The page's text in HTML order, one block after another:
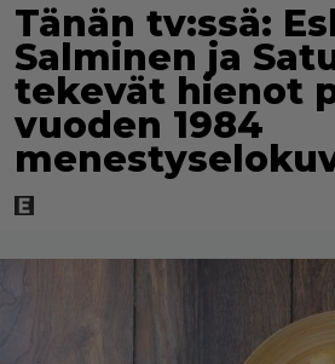
Tänän tv:ssä:
Salminen ja
tekevät hienot
vuoden 1984